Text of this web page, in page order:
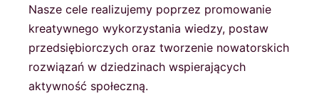
Nasze cele realizujemy poprzez promowanie
kreatywnego wykorzystania wiedzy, postaw
przedsiębiorczych oraz tworzenie nowatorskich
rozwiązań w dziedzinach wspierających
aktywność społeczną.